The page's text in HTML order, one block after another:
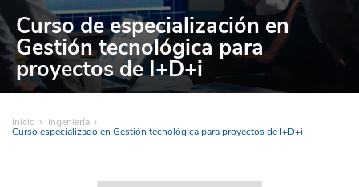
Curso de especialización en
Gestión tecnológica para
proyectos de I+D+i
Inicio Ingeniería
Curso especializado en Gestión tecnológica para proyectos de I+D+i